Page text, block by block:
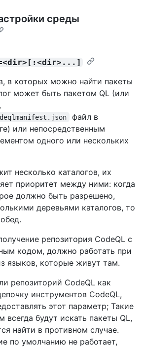
среды
в которых можно найти пакеты
может быть пакетом QL (или
файл в
или непосредственным
одного или нескольких
несколько каталогов, их
приоритет между ними: когда
должно быть разрешено,
деревьями каталогов, то
репозитория CodeQL с
кодом, должно работать при
языков, которые живут там.
репозиторий CodeQL как
инструментов CodeQL,
этот параметр; Такие
всегда будут искать пакеты QL,
найти в противном случае.
по умолчанию не работает,